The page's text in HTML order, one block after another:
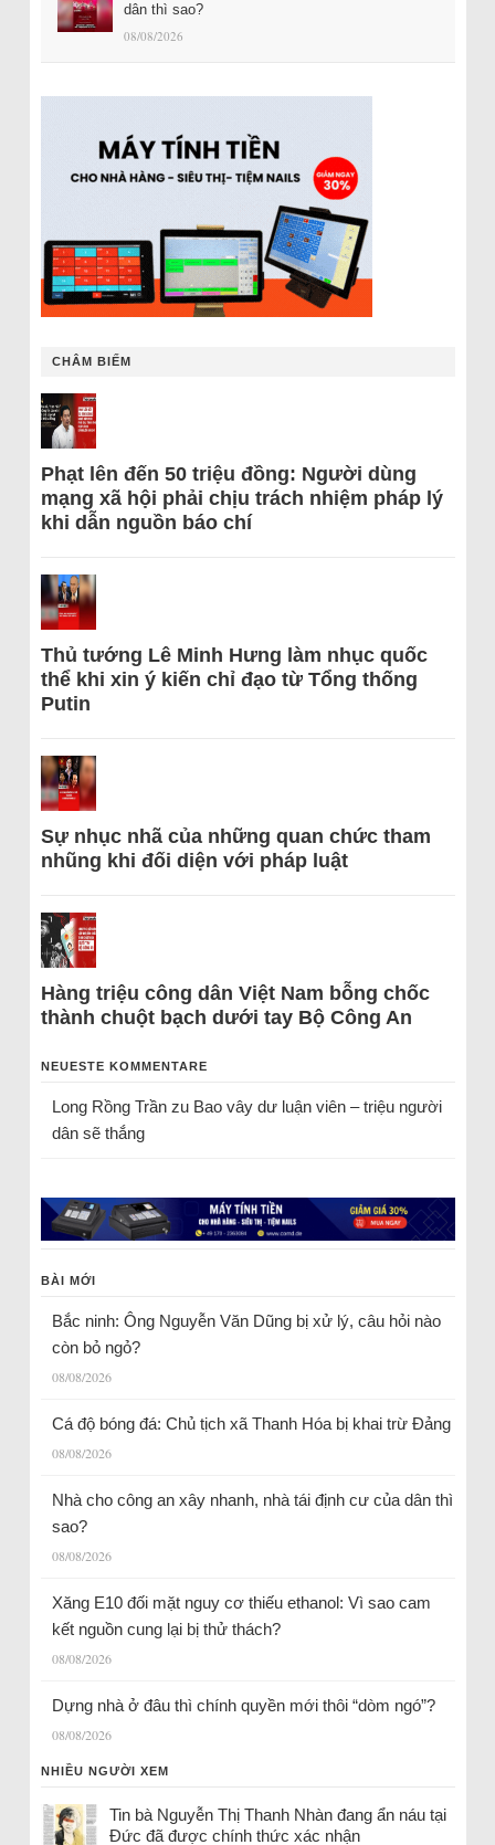
dân thì sao?
08/08/2026
CHÂM BIẾM
Phạt lên đến 50 triệu đồng: Người dùng
mạng xã hội phải chịu trách nhiệm pháp lý
khi dẫn nguồn báo chí
Thủ tướng Lê Minh Hưng làm nhục quốc
thể khi xin ý kiến chỉ đạo từ Tổng thống
Putin
Sự nhục nhã của những quan chức tham
nhũng khi đối diện với pháp luật
Hàng triệu công dân Việt Nam bỗng chốc
thành chuột bạch dưới tay Bộ Công An
NEUESTE KOMMENTARE
Long Rồng Trầnzu Bao vây dư luận viên – triệu người
dân sẽ thắng
BÀI MỚI
Bắc ninh: Ông Nguyễn Văn Dũng bị xử lý, câu hỏi nào
còn bỏ ngỏ?
08/08/2026
Cá độ bóng đá: Chủ tịch xã Thanh Hóa bị khai trừ Đảng
08/08/2026
Nhà cho công an xây nhanh, nhà tái định cư của dân thì
sao?
08/08/2026
Xăng E10 đối mặt nguy cơ thiếu ethanol: Vì sao cam
kết nguồn cung lại bị thử thách?
08/08/2026
Dựng nhà ở đâu thì chính quyền mới thôi “dòm ngó”?
08/08/2026
NHIỀU NGƯỜI XEM
Tin bà Nguyễn Thị Thanh Nhàn đang ẩn náu tại
Đức đã được chính thức xác nhận